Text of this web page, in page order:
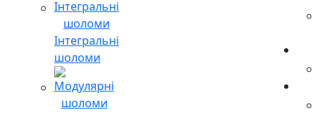
Інтегральні
шоломи